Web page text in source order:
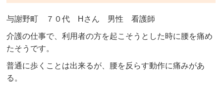
与謝野町 ７０代 Hさん 男性 看護師
介護の仕事で、利用者の方を起こそうとした時に腰を痛め
たそうです。
普通に歩くことは出来るが、腰を反らす動作に痛みがあ
る。